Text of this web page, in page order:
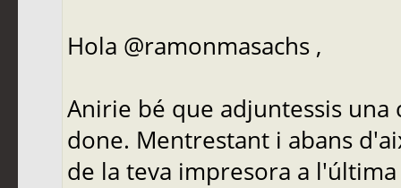
Hola @ramonmasachs ,
Anirie bé que adjuntessis
done. Mentrestant i abans
de la teva impresora a